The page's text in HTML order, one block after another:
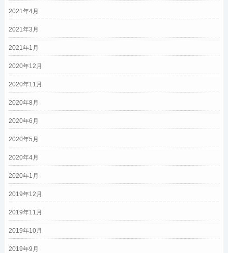
2021年4月
2021年3月
2021年1月
2020年12月
2020年11月
2020年8月
2020年6月
2020年5月
2020年4月
2020年1月
2019年12月
2019年11月
2019年10月
2019年9月